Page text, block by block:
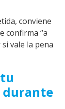
conviene
confirma “a
vale la pena
durante